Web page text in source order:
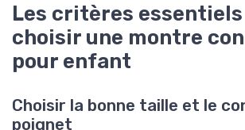
Les critères
choisir une montre
pour enfant
Choisir la bonne taille et le
poignet